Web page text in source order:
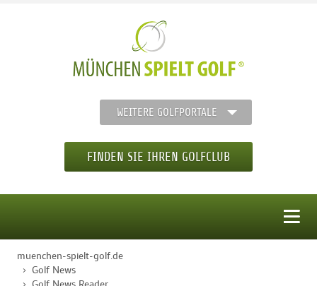
WEITERE GOLFPORTALE
FINDEN SIE IHREN GOLFCLUB
STARTSEITE
muenchen-spielt-golf.de
Golf News